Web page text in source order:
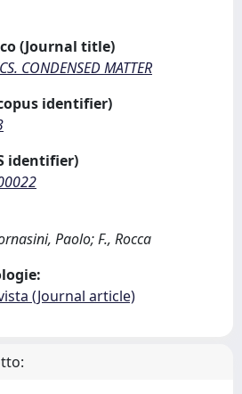
(Journal title)
CONDENSED MATTER
identifier)
identifier)
Paolo; F., Rocca
(Journal article)